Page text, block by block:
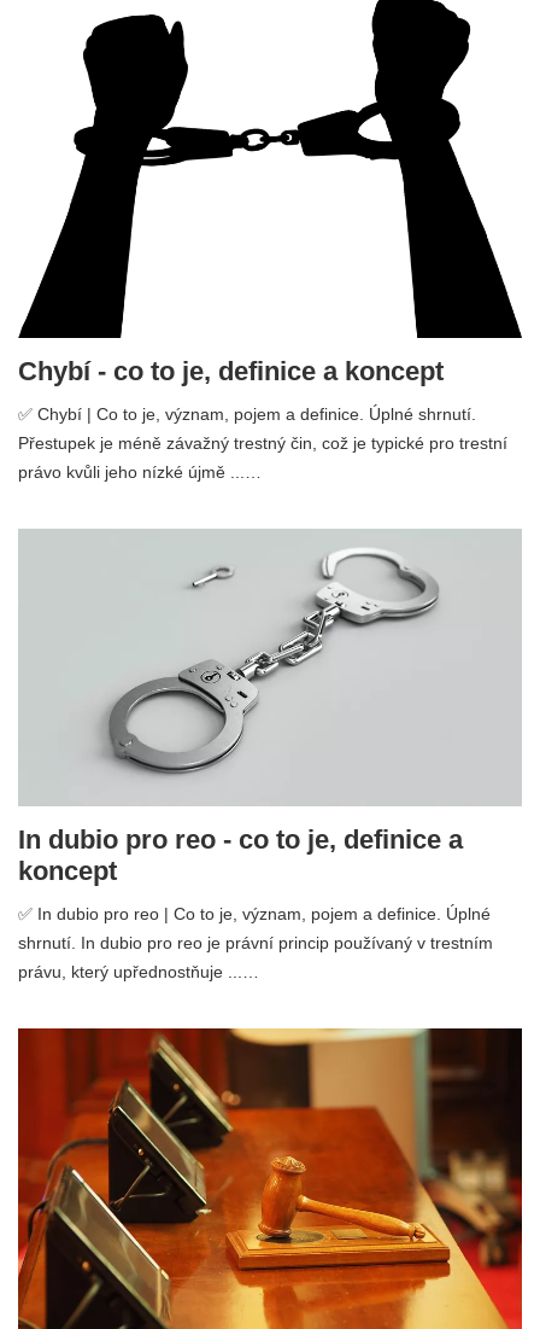
Chybí - co to je, definice a koncept
✅ Chybí | Co to je, význam, pojem a definice. Úplné shrnutí.
Přestupek je méně závažný trestný čin, což je typické pro trestní
právo kvůli jeho nízké újmě ...…
In dubio pro reo - co to je, definice a
koncept
✅ In dubio pro reo | Co to je, význam, pojem a definice. Úplné
shrnutí. In dubio pro reo je právní princip používaný v trestním
právu, který upřednostňuje ...…